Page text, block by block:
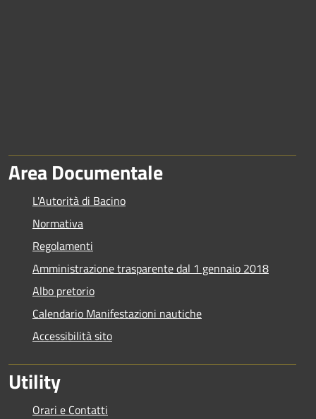
Area Documentale
L'Autorità di Bacino
Normativa
Regolamenti
Amministrazione trasparente dal 1 gennaio 2018
Albo pretorio
Calendario Manifestazioni nautiche
Accessibilità sito
Utility
Orari e Contatti